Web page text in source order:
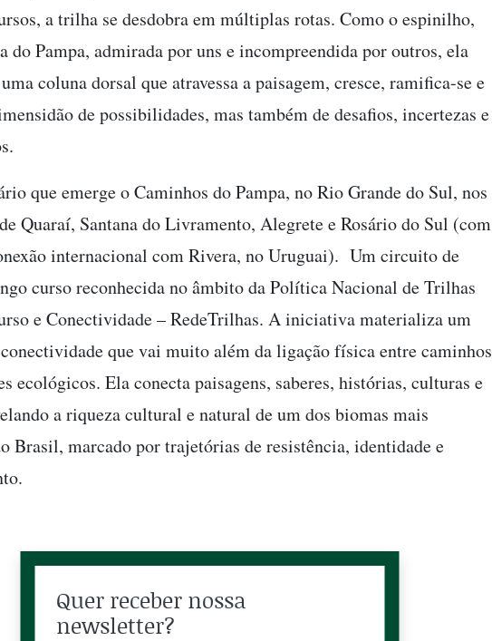
a trilha se desdobra em múltiplas rotas. Como o espinilho,
do Pampa, admirada por uns e incompreendida por outros, ela
coluna dorsal que atravessa a paisagem, cresce, ramifica-se e
de possibilidades, mas também de desafios, incertezas e
que emerge o Caminhos do Pampa, no Rio Grande do Sul, nos
Quaraí, Santana do Livramento, Alegrete e Rosário do Sul (com
internacional com Rivera, no Uruguai). Um circuito de
curso reconhecida no âmbito da Política Nacional de Trilhas
e Conectividade – RedeTrilhas. A iniciativa materializa um
que vai muito além da ligação física entre caminhos
ecológicos. Ela conecta paisagens, saberes, histórias, culturas e
a riqueza cultural e natural de um dos biomas mais
Brasil, marcado por trajetórias de resistência, identidade e
Quer receber nossa
newsletter?